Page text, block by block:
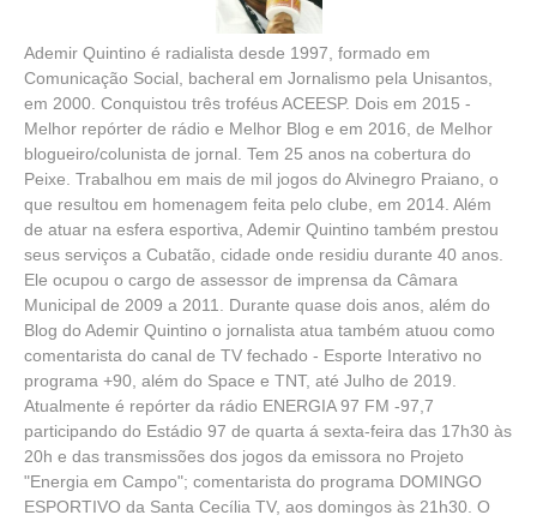
Ademir Quintino é radialista desde 1997, formado em
Comunicação Social, bacheral em Jornalismo pela Unisantos,
em 2000. Conquistou três troféus ACEESP. Dois em 2015 -
Melhor repórter de rádio e Melhor Blog e em 2016, de Melhor
blogueiro/colunista de jornal. Tem 25 anos na cobertura do
Peixe. Trabalhou em mais de mil jogos do Alvinegro Praiano, o
que resultou em homenagem feita pelo clube, em 2014. Além
de atuar na esfera esportiva, Ademir Quintino também prestou
seus serviços a Cubatão, cidade onde residiu durante 40 anos.
Ele ocupou o cargo de assessor de imprensa da Câmara
Municipal de 2009 a 2011. Durante quase dois anos, além do
Blog do Ademir Quintino o jornalista atua também atuou como
comentarista do canal de TV fechado - Esporte Interativo no
programa +90, além do Space e TNT, até Julho de 2019.
Atualmente é repórter da rádio ENERGIA 97 FM -97,7
participando do Estádio 97 de quarta á sexta-feira das 17h30 às
20h e das transmissões dos jogos da emissora no Projeto
"Energia em Campo"; comentarista do programa DOMINGO
ESPORTIVO da Santa Cecília TV, aos domingos às 21h30. O